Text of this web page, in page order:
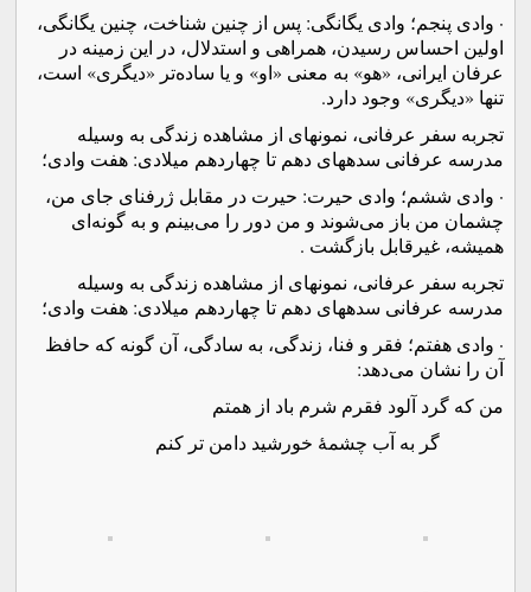
· وادی پنجم؛ وادی یگانگی: پس از چنین شناخت، چنین یگانگی،
اولین احساس رسیدن، همراهی و استدلال، در این زمینه در
عرفان ایرانی، «هو» به معنی «او» و یا ساده‌تر «دیگری» است،
تنها «دیگری» وجود دارد.
تجربه سفر عرفانی، نمونه­ای از مشاهده زندگی به وسیله
مدرسه عرفانی سده­های دهم تا چهاردهم میلادی: هفت وادی؛
· وادی ششم؛ وادی حیرت: حیرت در مقابل ژرفنای جای من،
چشمان من باز می‌شوند و من دور را می‌بینم و به گونه‌ای
همیشه، غیرقابل بازگشت .
تجربه سفر عرفانی، نمونه­ای از مشاهده زندگی به وسیله
مدرسه عرفانی سده­های دهم تا چهاردهم میلادی: هفت وادی؛
· وادی هفتم؛ فقر و فنا، زندگی، به سادگی، آن گونه که حافظ
آن را نشان می‌دهد:
من که گرد آلود فقرم شرم باد از همتم
گر به آب چشمۀ خورشید دامن تر کنم